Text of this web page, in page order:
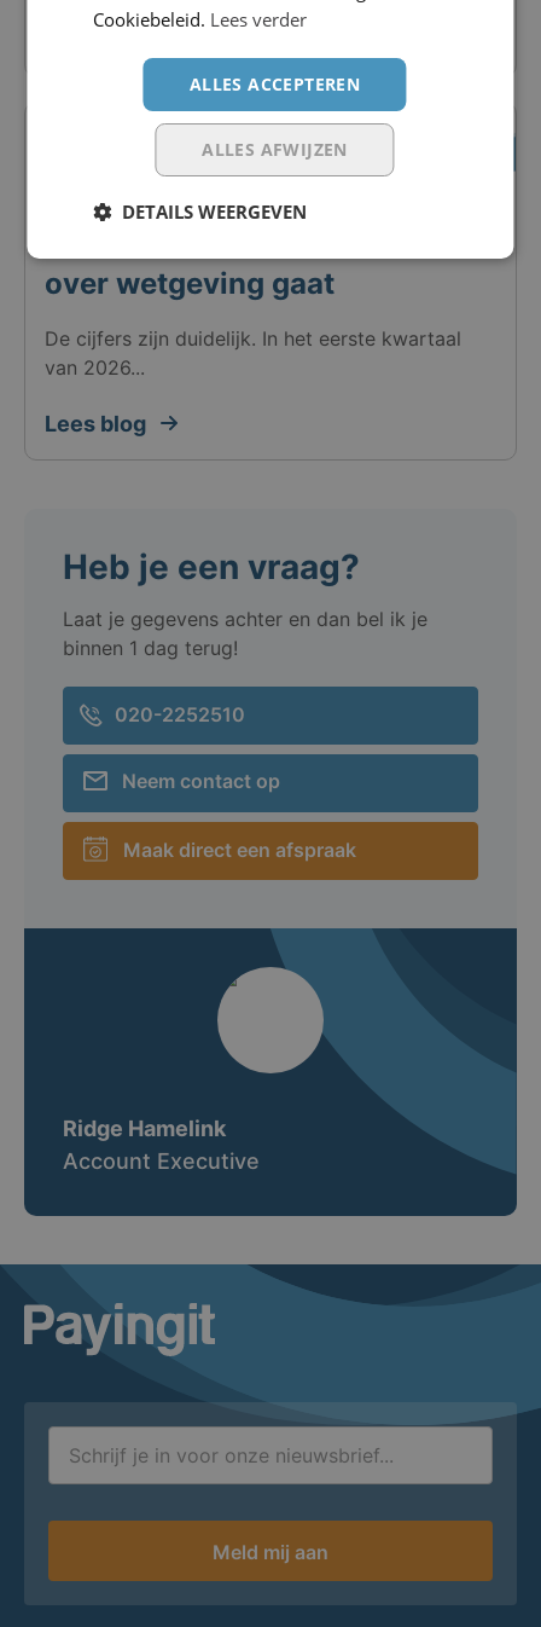
Zzp-inhuur daalt met 12%:
over wetgeving gaat
De cijfers zijn duidelijk. In het eerste kwartaal
van 2026...
Lees blog
Heb je een vraag?
Laat je gegevens achter en dan bel ik je
binnen 1 dag terug!
020-2252510
Neem contact op
Maak direct een afspraak
Ridge Hamelink
Account Executive
Logo Payingit
Meld mij aan
Cookiebeleid. Lees verder
ALLES ACCEPTEREN
ALLES AFWIJZEN
DETAILS WEERGEVEN